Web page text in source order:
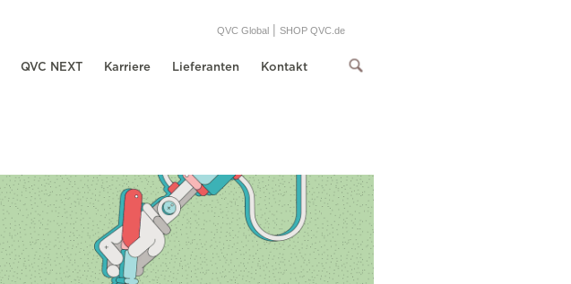
QVC NEXT Karriere Lieferanten Kontakt
QVC Global | SHOP QVC.de